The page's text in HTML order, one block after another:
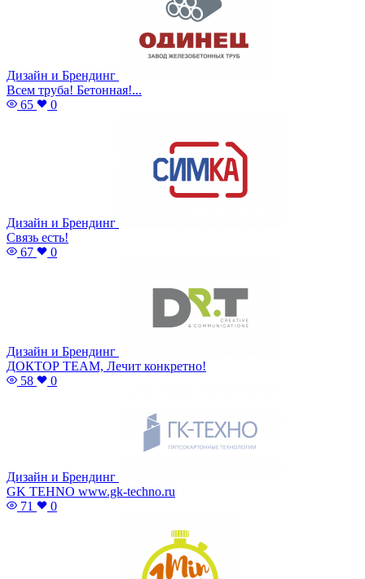
Дизайн и Брендинг
Всем труба! Бетонная!...
65
0
Дизайн и Брендинг
Связь есть!
67
0
Дизайн и Брендинг
ДОКТОР TEAM, Лечит конкретно!
58
0
Дизайн и Брендинг
GK TEHNO www.gk-techno.ru
71
0